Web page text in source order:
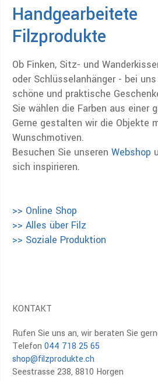
Handgearbeitete
Filzprodukte
Ob Finken, Sitz- und
oder Schlüsselanhänger - bei
schöne und praktische
Sie wählen die Farben aus einer
Gerne gestalten wir die Objekte
Wunschmotiven.
Besuchen Sie unseren Webshop
sich inspirieren.
>> Online Shop
>> Alles über Filz
>> Soziale Produktion
KONTAKT
Rufen Sie uns an, wir beraten Sie
Telefon 044 718 25 65
shop@filzprodukte.ch
Seestrasse 238, 8810 Horgen